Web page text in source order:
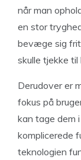
når man
en stor
bevæge sig
skulle tjekke til
Derudover er
fokus på
kan tage dem
komplicerede
teknologien